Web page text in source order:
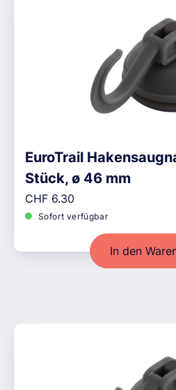
EuroTrail
Stück, ø 46 mm
Regulärer Preis:
CHF 6.30
Sofort verfügbar
In den